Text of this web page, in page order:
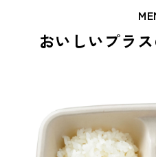
おいしいプラ